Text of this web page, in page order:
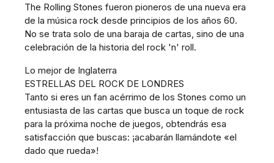
The Rolling Stones fueron pioneros de una nueva era
de la música rock desde principios de los años 60.
No se trata solo de una baraja de cartas, sino de una
celebración de la historia del rock 'n' roll.
Lo mejor de Inglaterra
ESTRELLAS DEL ROCK DE LONDRES
Tanto si eres un fan acérrimo de los Stones como un
entusiasta de las cartas que busca un toque de rock
para la próxima noche de juegos, obtendrás esa
satisfacción que buscas: ¡acabarán llamándote «el
dado que rueda»!